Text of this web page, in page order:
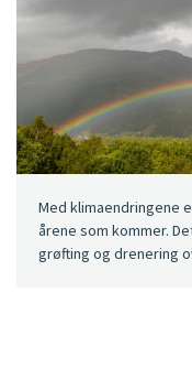
Med klimaendringene
årene som kommer.
grøfting og drenering